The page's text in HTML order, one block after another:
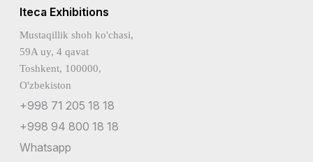
Iteca Exhibitions
Mustaqillik shoh ko'chasi,
59A uy, 4 qavat
Toshkent, 100000,
O'zbekiston
+998 71 205 18 18
+998 94 800 18 18
Whatsapp